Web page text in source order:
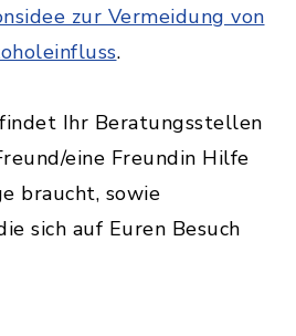
zur Vermeidung von
.
Ihr Beratungsstellen
eine Freundin Hilfe
braucht, sowie
sich auf Euren Besuch